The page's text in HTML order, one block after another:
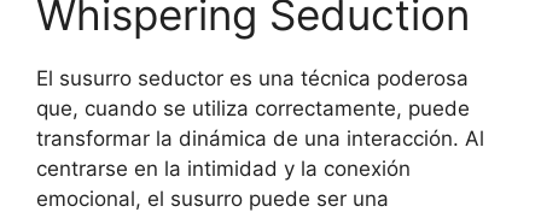
Whispering Seduction
El susurro seductor es una técnica poderosa
que, cuando se utiliza correctamente, puede
transformar la dinámica de una interacción. Al
centrarse en la intimidad y la conexión
emocional, el susurro puede ser una